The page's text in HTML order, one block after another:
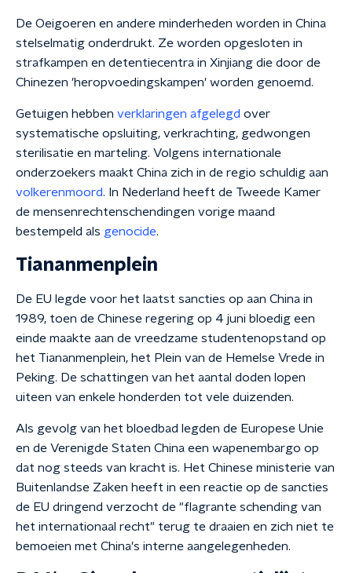
De Oeigoeren en andere minderheden worden in China
stelselmatig onderdrukt. Ze worden opgesloten in
strafkampen en detentiecentra in Xinjiang die door de
Chinezen 'heropvoedingskampen' worden genoemd.
Getuigen hebben verklaringen afgelegd over
systematische opsluiting, verkrachting, gedwongen
sterilisatie en marteling. Volgens internationale
onderzoekers maakt China zich in de regio schuldig aan
volkerenmoord. In Nederland heeft de Tweede Kamer
de mensenrechtenschendingen vorige maand
bestempeld als genocide.
Tiananmenplein
De EU legde voor het laatst sancties op aan China in
1989, toen de Chinese regering op 4 juni bloedig een
einde maakte aan de vreedzame studentenopstand op
het Tiananmenplein, het Plein van de Hemelse Vrede in
Peking. De schattingen van het aantal doden lopen
uiteen van enkele honderden tot vele duizenden.
Als gevolg van het bloedbad legden de Europese Unie
en de Verenigde Staten China een wapenembargo op
dat nog steeds van kracht is. Het Chinese ministerie van
Buitenlandse Zaken heeft in een reactie op de sancties
de EU dringend verzocht de "flagrante schending van
het internationaal recht" terug te draaien en zich niet te
bemoeien met China's interne aangelegenheden.